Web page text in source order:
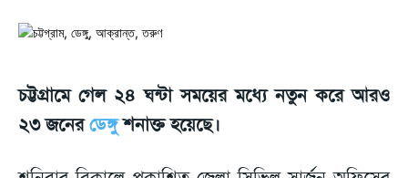
চট্টগ্রামে গেল ২৪ ঘন্টা সময়ের মধ্যে নতুন করে আরও
২৩ জনেরডেঙ্গুশনাক্ত হয়েছে।